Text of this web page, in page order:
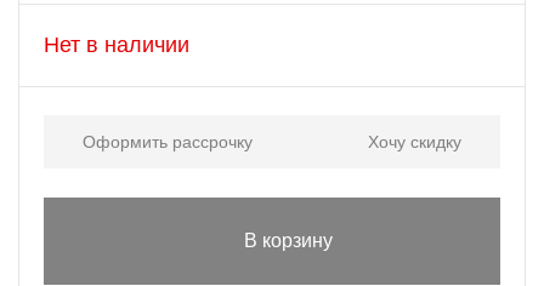
Нет в наличии
Оформить рассрочку Хочу скидку
В корзину